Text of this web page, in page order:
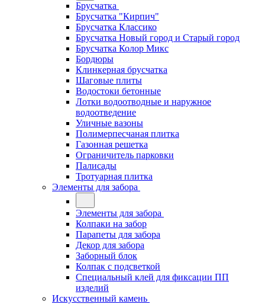
Брусчатка
Брусчатка "Кирпич"
Брусчатка Классико
Брусчатка Новый город и Старый город
Брусчатка Колор Микс
Бордюры
Клинкерная брусчатка
Шаговые плиты
Водостоки бетонные
Лотки водоотводные и наружное
водоотведение
Уличные вазоны
Полимерпесчаная плитка
Газонная решетка
Ограничитель парковки
Палисады
Тротуарная плитка
Элементы для забора
Элементы для забора
Колпаки на забор
Парапеты для забора
Декор для забора
Заборный блок
Колпак с подсветкой
Специальный клей для фиксации ПП
изделий
Искусственный камень